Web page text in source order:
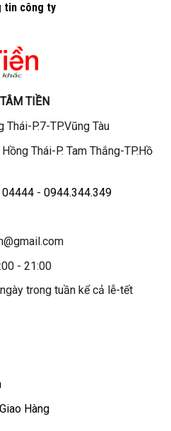
tin công ty
TIỀN
Thái-P.7-TP.Vũng Tàu
Thái-P. Tam Thắng-TP.Hồ
- 0944.344.349
- 21:00
trong tuần kể cả lễ-tết
Hàng